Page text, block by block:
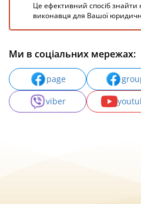
Це ефективний спосіб знайти
виконавця для Вашої
Ми в соціальних мережах:
page
viber